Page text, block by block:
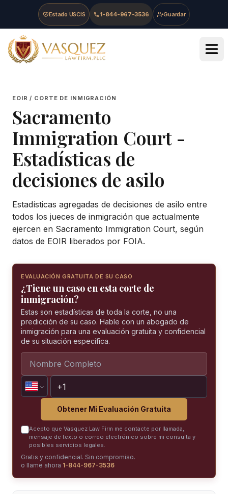
Skip to main content
Skip to navigation
Skip to footer
Estado USCIS 1-844-967-3536 Guardar
Vasquez Law Firm - Home
EOIR / CORTE DE INMIGRACIÓN
Sacramento
Immigration Court -
Estadísticas de
decisiones de asilo
Estadísticas agregadas de decisiones de asilo entre
todos los jueces de inmigración que actualmente
ejercen en Sacramento Immigration Court, según
datos de EOIR liberados por FOIA.
EVALUACIÓN GRATUITA DE SU CASO
¿Tiene un caso en esta corte de
inmigración?
Estas son estadísticas de toda la corte, no una
predicción de su caso. Hable con un abogado de
inmigración para una evaluación gratuita y confidencial
de su situación específica.
Obtener Mi Evaluación Gratuita
Acepto que Vasquez Law Firm me contacte por llamada,
mensaje de texto o correo electrónico sobre mi consulta y
posibles servicios legales.
Gratis y confidencial. Sin compromiso.
o llame ahora 1-844-967-3536